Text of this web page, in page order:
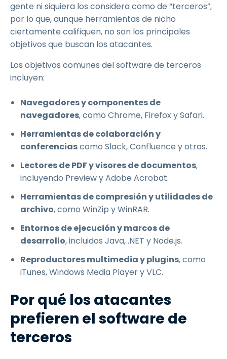
gente ni siquiera los considera como de “terceros”,
por lo que, aunque herramientas de nicho
ciertamente califiquen, no son los principales
objetivos que buscan los atacantes.
Los objetivos comunes del software de terceros
incluyen:
Navegadores y componentes de
navegadores, como Chrome, Firefox y Safari.
Herramientas de colaboración y
conferenciascomo Slack, Confluence y otras.
Lectores de PDF y visores de documentos,
incluyendo Preview y Adobe Acrobat.
Herramientas de compresión y utilidades de
archivo, como WinZip y WinRAR.
Entornos de ejecución y marcos de
desarrollo, incluidos Java, .NET y Node.js.
Reproductores multimedia y plugins, como
iTunes, Windows Media Player y VLC.
Por qué los atacantes
prefieren el software de
terceros